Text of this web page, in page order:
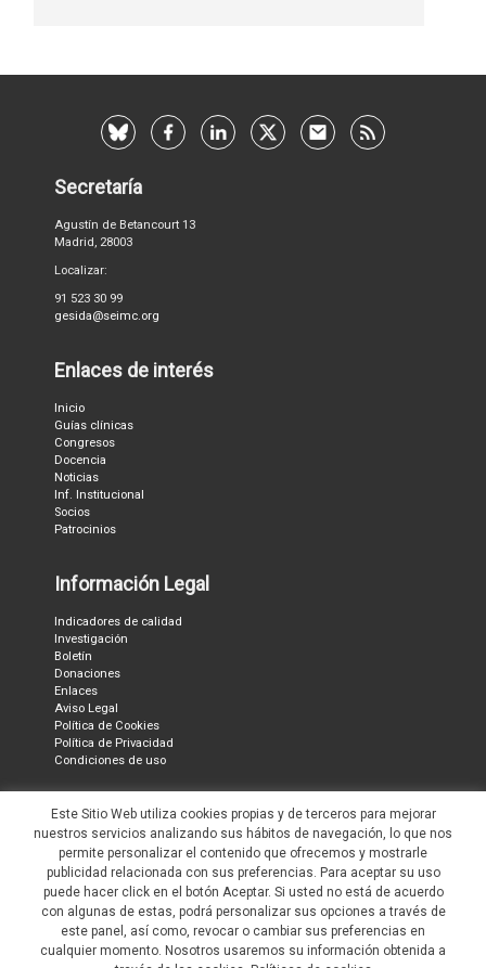
Secretaría
Agustín de Betancourt 13
Madrid, 28003
Localizar:
91 523 30 99
gesida@seimc.org
Enlaces de interés
Inicio
Guías clínicas
Congresos
Docencia
Noticias
Inf. Institucional
Socios
Patrocinios
Información Legal
Indicadores de calidad
Investigación
Boletín
Donaciones
Enlaces
Aviso Legal
Política de Cookies
Política de Privacidad
Condiciones de uso
Ubicación
Este Sitio Web utiliza cookies propias y de terceros para mejorar
nuestros servicios analizando sus hábitos de navegación, lo que nos
permite personalizar el contenido que ofrecemos y mostrarle
publicidad relacionada con sus preferencias. Para aceptar su uso
puede hacer click en el botón Aceptar. Si usted no está de acuerdo
con algunas de estas, podrá personalizar sus opciones a través de
este panel, así como, revocar o cambiar sus preferencias en
cualquier momento. Nosotros usaremos su información obtenida a